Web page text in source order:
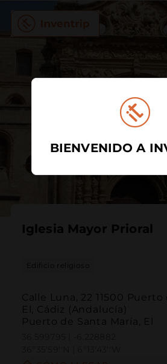
Iglesia Mayor Prioral
Edificio religioso
Calle Luna, 22 11500
El, Cádiz (Andalucía)
Puerto de Santa María, El
BIENVENIDO A